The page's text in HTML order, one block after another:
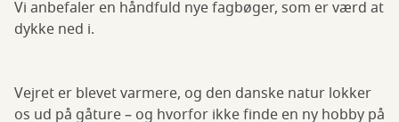
Vi anbefaler en håndfuld nye fagbøger, som er værd at
dykke ned i.
Vejret er blevet varmere, og den danske natur lokker
os ud på gåture – og hvorfor ikke finde en ny hobby på